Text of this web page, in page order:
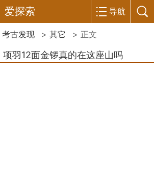
爱探索 导航
考古发现 > 其它 > 正文
项羽12面金锣真的在这座山吗